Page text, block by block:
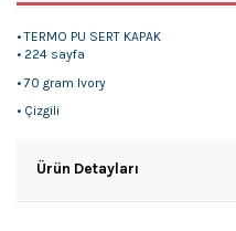
• TERMO PU SERT KAPAK
• 224 sayfa
• 70 gram Ivory
• Çizgili
Ürün Detayları